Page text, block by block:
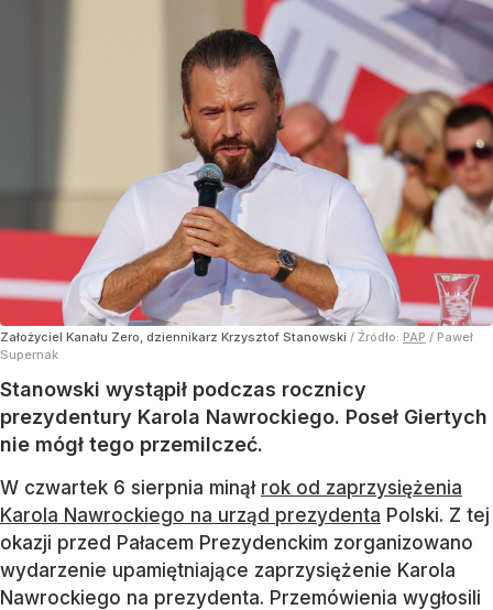
Założyciel Kanału Zero, dziennikarz Krzysztof Stanowski / Źródło: PAP / Paweł
Supernak
Stanowski wystąpił podczas rocznicy
prezydentury Karola Nawrockiego. Poseł Giertych
nie mógł tego przemilczeć.
W czwartek 6 sierpnia minął rok od zaprzysiężenia
Karola Nawrockiego na urząd prezydenta Polski. Z tej
okazji przed Pałacem Prezydenckim zorganizowano
wydarzenie upamiętniające zaprzysiężenie Karola
Nawrockiego na prezydenta. Przemówienia wygłosili